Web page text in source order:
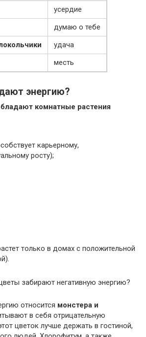
усердие
думаю о тебе
удача
месть
энергию?
комнатные растения
карьерному,
росту);
только в домах с положительной
забирают негативную энергию?
относится монстера и
в себя отрицательную
цветок лучше держать в гостиной,